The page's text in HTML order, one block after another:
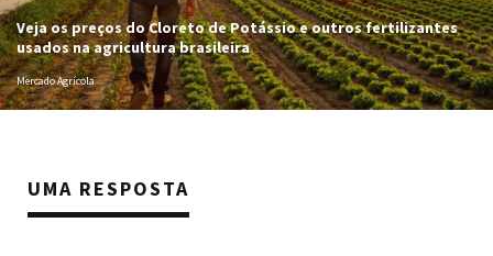
Veja os preços do Cloreto de Potássio e outros fertilizantes
usados na agricultura brasileira
Mercado Agrícola
UMA RESPOSTA